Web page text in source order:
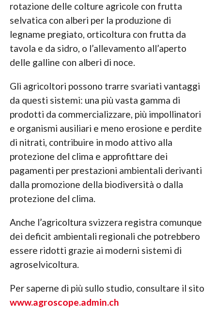
rotazione delle colture agricole con frutta
selvatica con alberi per la produzione di
legname pregiato, orticoltura con frutta da
tavola e da sidro, o l’allevamento all’aperto
delle galline con alberi di noce.
Gli agricoltori possono trarre svariati vantaggi
da questi sistemi: una più vasta gamma di
prodotti da commercializzare, più impollinatori
e organismi ausiliari e meno erosione e perdite
di nitrati, contribuire in modo attivo alla
protezione del clima e approfittare dei
pagamenti per prestazioni ambientali derivanti
dalla promozione della biodiversità o dalla
protezione del clima.
Anche l’agricoltura svizzera registra comunque
dei deficit ambientali regionali che potrebbero
essere ridotti grazie ai moderni sistemi di
agroselvicoltura.
Per saperne di più sullo studio, consultare il sito
www.agroscope.admin.ch